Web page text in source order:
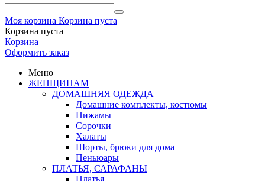
Моя корзина Корзина пуста
Корзина пуста
Корзина
Оформить заказ
Меню
ЖЕНЩИНАМ
ДОМАШНЯЯ ОДЕЖДА
Домашние комплекты, костюмы
Пижамы
Сорочки
Халаты
Шорты, брюки для дома
Пеньюары
ПЛАТЬЯ, САРАФАНЫ
Платья